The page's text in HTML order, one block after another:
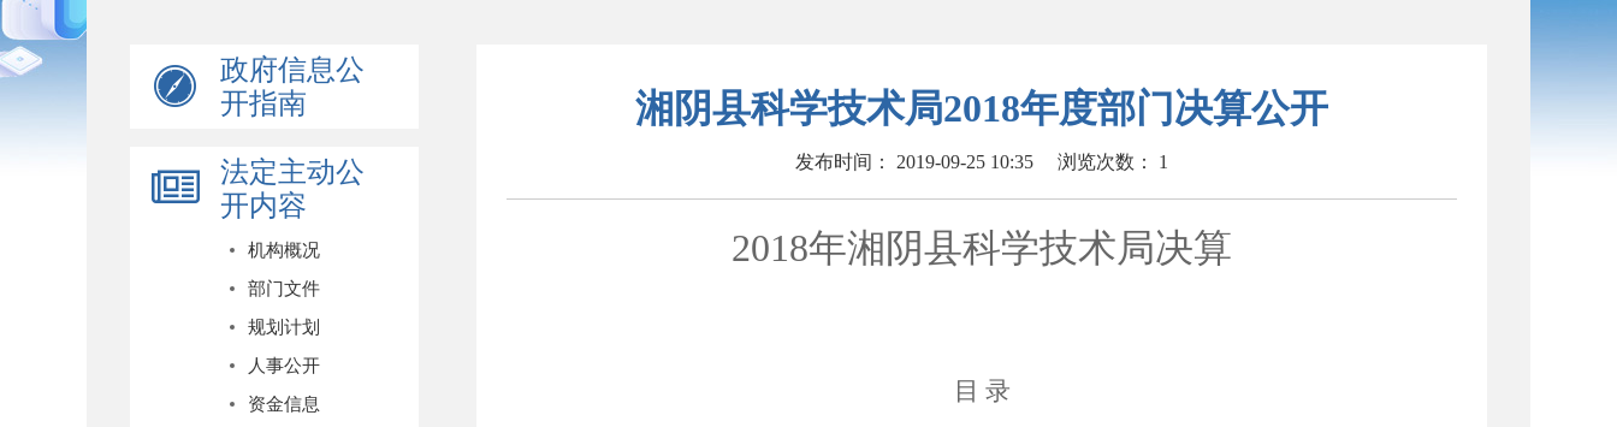
政府信息公
开指南
法定主动公
开内容
机构概况
部门文件
规划计划
人事公开
资金信息
湘阴县科学技术局2018年度部门决算公开
发布时间： 2019-09-25 10:35 浏览次数： 1
2018年湘阴县科学技术局决算
目 录